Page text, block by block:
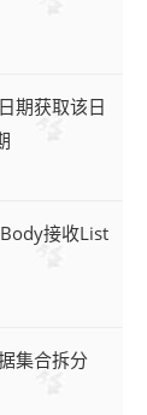
期获取该日
接收List
集合拆分